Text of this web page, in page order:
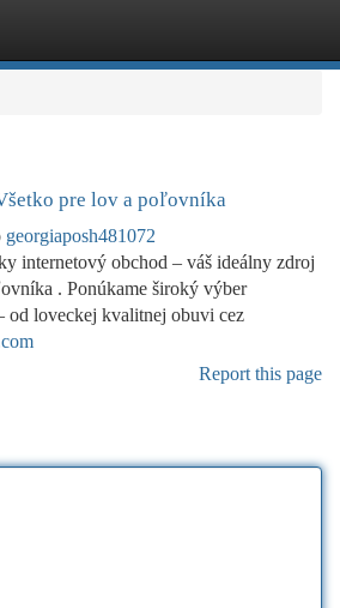
pre lov a poľovníka
georgiaposh481072
internetový obchod – váš ideálny zdroj
. Ponúkame široký výber
od loveckej kvalitnej obuvi cez
Report this page